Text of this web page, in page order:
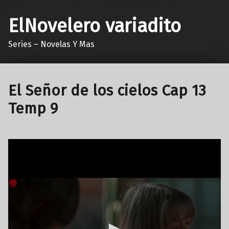
ElNovelero variadito
Series – Novelas Y Mas
El Señor de los cielos Cap 13
Temp 9